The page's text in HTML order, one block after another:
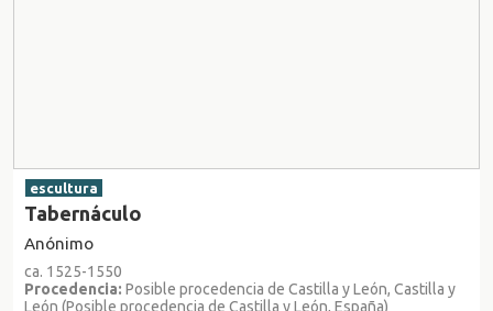
escultura
Tabernáculo
Anónimo
ca. 1525-1550
Procedencia: Posible procedencia de Castilla y León, Castilla y
León (Posible procedencia de Castilla y León, España)